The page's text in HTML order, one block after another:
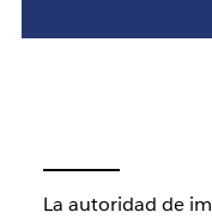
La autoridad de